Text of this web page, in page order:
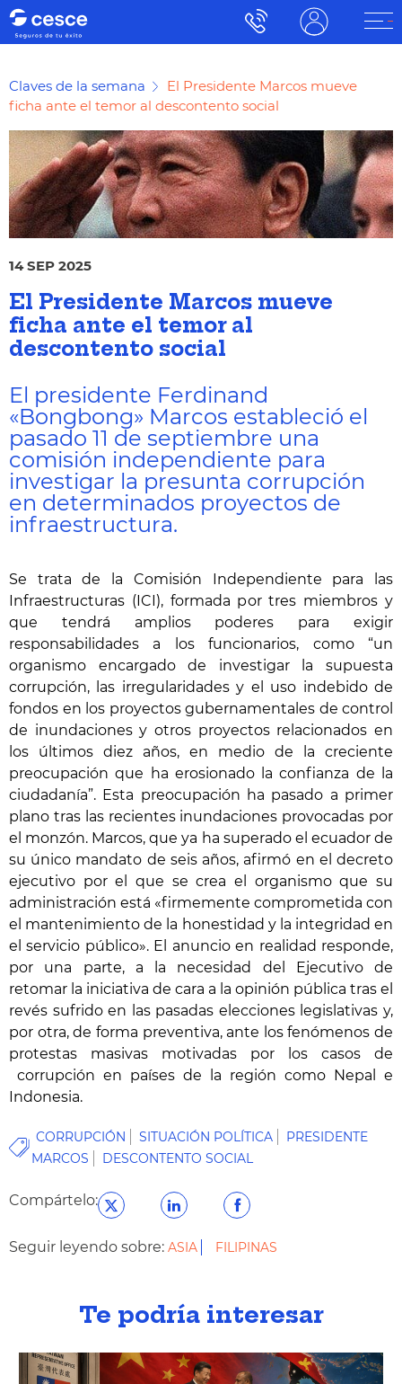
Claves de la semana
El Presidente Marcos mueve
ficha ante el temor al descontento social
14 SEP 2025
El Presidente Marcos mueve
ficha ante el temor al
descontento social
El presidente Ferdinand
«Bongbong» Marcos estableció el
pasado 11 de septiembre una
comisión independiente para
investigar la presunta corrupción
en determinados proyectos de
infraestructura.
Se trata de la Comisión Independiente para las
Infraestructuras (ICI), formada por tres miembros y
que tendrá amplios poderes para exigir
responsabilidades a los funcionarios, como “un
organismo encargado de investigar la supuesta
corrupción, las irregularidades y el uso indebido de
fondos en los proyectos gubernamentales de control
de inundaciones y otros proyectos relacionados en
los últimos diez años, en medio de la creciente
preocupación que ha erosionado la confianza de la
ciudadanía”. Esta preocupación ha pasado a primer
plano tras las recientes inundaciones provocadas por
el monzón. Marcos, que ya ha superado el ecuador de
su único mandato de seis años, afirmó en el decreto
ejecutivo por el que se crea el organismo que su
administración está «firmemente comprometida con
el mantenimiento de la honestidad y la integridad en
el servicio público». El anuncio en realidad responde,
por una parte, a la necesidad del Ejecutivo de
retomar la iniciativa de cara a la opinión pública tras el
revés sufrido en las pasadas elecciones legislativas y,
por otra, de forma preventiva, ante los fenómenos de
protestas masivas motivadas por los casos de
corrupción en países de la región como Nepal e
Indonesia.
CORRUPCIÓN SITUACIÓN POLÍTICA
PRESIDENTE
MARCOS
DESCONTENTO SOCIAL
Compártelo:
Seguir leyendo sobre: ASIA FILIPINAS
Te podría interesar